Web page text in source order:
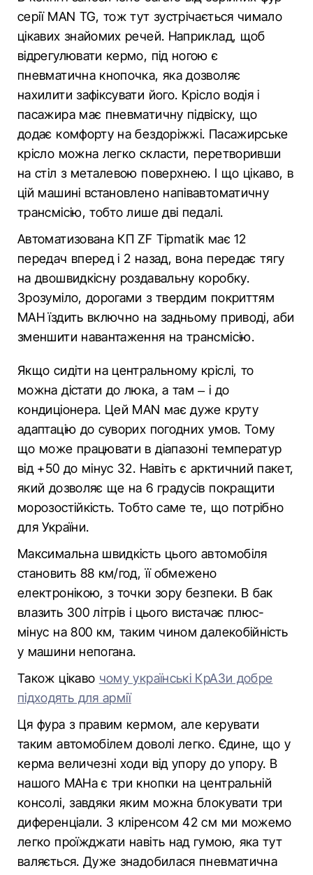
серії MAN TG, тож тут зустрічається чимало
цікавих знайомих речей. Наприклад, щоб
відрегулювати кермо, під ногою є
пневматична кнопочка, яка дозволяє
нахилити зафіксувати його. Крісло водія і
пасажира має пневматичну підвіску, що
додає комфорту на бездоріжжі. Пасажирське
крісло можна легко скласти, перетворивши
на стіл з металевою поверхнею. І що цікаво, в
цій машині встановлено напівавтоматичну
трансмісію, тобто лише дві педалі.
Автоматизована КП ZF Tipmatik має 12
передач вперед і 2 назад, вона передає тягу
на двошвидкісну роздавальну коробку.
Зрозуміло, дорогами з твердим покриттям
МАН їздить включно на задньому приводі, аби
зменшити навантаження на трансмісію.
Якщо сидіти на центральному кріслі, то
можна дістати до люка, а там – і до
кондиціонера. Цей MAN має дуже круту
адаптацію до суворих погодних умов. Тому
що може працювати в діапазоні температур
від +50 до мінус 32. Навіть є арктичний пакет,
який дозволяє ще на 6 градусів покращити
морозостійкість. Тобто саме те, що потрібно
для України.
Максимальна швидкість цього автомобіля
становить 88 км/год, її обмежено
електронікою, з точки зору безпеки. В бак
влазить 300 літрів і цього вистачає плюс-
мінус на 800 км, таким чином далекобійність
у машини непогана.
Також цікаво чому українські КрАЗи добре
підходять для армії
Ця фура з правим кермом, але керувати
таким автомобілем доволі легко. Єдине, що у
керма величезні ходи від упору до упору. В
нашого МАНа є три кнопки на центральній
консолі, завдяки яким можна блокувати три
диференціали. З кліренсом 42 см ми можемо
легко проїжджати навіть над гумою, яка тут
валяється. Дуже знадобилася пневматична